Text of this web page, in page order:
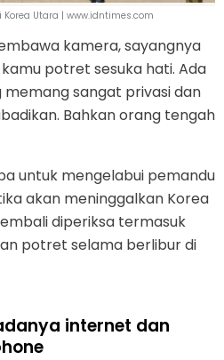
Utara | www.idntimes.com
kamera, sayangnya
potret sesuka hati. Ada
sangat privasi dan
Bahkan orang tengah
untuk mengelabui pemandu
akan meninggalkan Korea
diperiksa termasuk
potret selama berlibur di
internet dan